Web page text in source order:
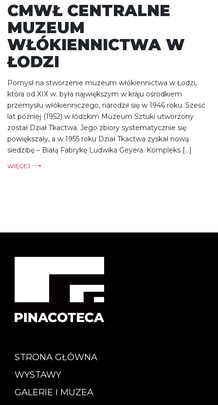
CMWŁ CENTRALNE
MUZEUM
WŁÓKIENNICTWA W
ŁODZI
Pomysł na stworzenie muzeum włókiennictwa w Łodzi,
która od XIX w. była największym w kraju ośrodkiem
przemysłu włókienniczego, narodził się w 1946 roku. Sześć
lat później (1952) w łódzkim Muzeum Sztuki utworzony
został Dział Tkactwa. Jego zbiory systematycznie się
powiększały, a w 1955 roku Dział Tkactwa zyskał nową
siedzibę – Białą Fabrykę Ludwika Geyera. Kompleks […]
WIĘCEJ
STRONA GŁÓWNA
WYSTAWY
GALERIE I MUZEA